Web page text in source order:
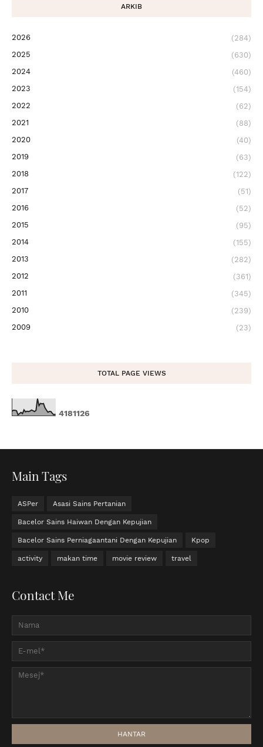
ARKIB
2026
(284)
2025
(630)
2024
(460)
2023
(154)
2022
(62)
2021
(88)
2020
(40)
2019
(63)
2018
(122)
2017
(51)
2016
(52)
2015
(95)
2014
(155)
2013
(282)
2012
(361)
2011
(345)
2010
(239)
2009
(23)
TOTAL PAGE VIEWS
4181126
Main Tags
ASPer Asasi Sains Pertanian
Bacelor Sains Haiwan Dengan Kepujian
Bacelor Sains Perniagaantani Dengan Kepujian Kpop
activity makan time movie review travel
Contact Me